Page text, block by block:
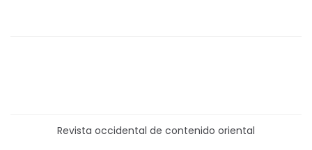
Revista occidental de contenido oriental